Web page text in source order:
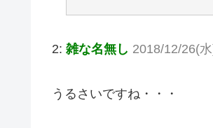
2: 雑な名無し 2018/12/26(
うるさいですね・・・